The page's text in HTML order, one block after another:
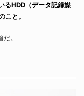
るHDD（データ記録媒
と。
。